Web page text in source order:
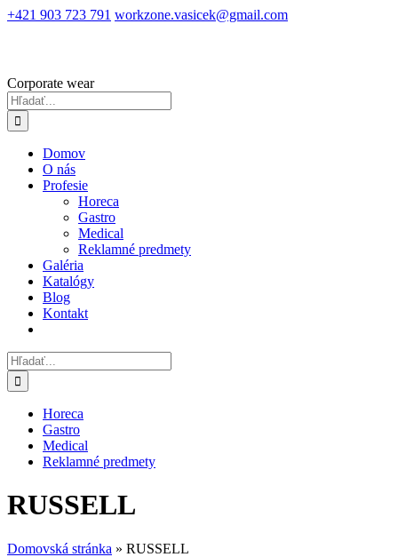
Skip
+421 903 723 791 workzone.vasicek@gmail.com
Corporate wear
Hľadať:
Domov
O nás
Profesie
Horeca
Gastro
Medical
Reklamné predmety
Galéria
Katalógy
Blog
Kontakt
Hľadať:
Horeca
Gastro
Medical
Reklamné predmety
RUSSELL
Domovská stránka » RUSSELL